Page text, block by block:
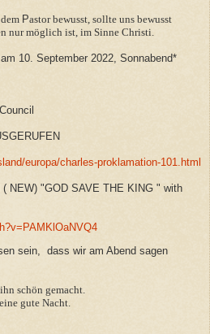
Pastor bewusst, sollte uns bewusst
nur möglich ist, im Sinne Christi.
10. September 2022, Sonnabend*
europa/charles-proklamation-101.html
NEW) "GOD SAVE THE KING " with
sein, dass wir am Abend sagen
schön gemacht.
gute Nacht.